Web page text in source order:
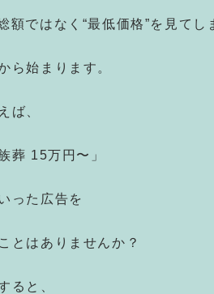
額ではなく“最低価格”を見てし
ら始まります。
ば、
葬 15万円〜」
った広告を
とはありませんか？
ると、